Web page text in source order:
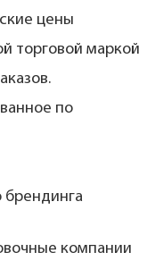
цены
торговой маркой
по
компании